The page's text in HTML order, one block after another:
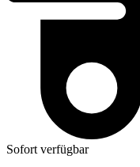
Sofort verfügbar